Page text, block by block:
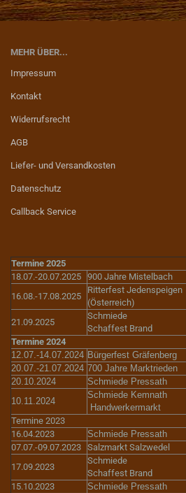
MEHR ÜBER...
Impressum
Kontakt
Widerrufsrecht
AGB
Liefer- und Versandkosten
Datenschutz
Callback Service
Termine 2025
18.07.-20.07.2025 900 Jahre Mistelbach
16.08.-17.08.2025
Ritterfest Jedenspeigen
(Österreich)
21.09.2025
Schmiede
Schaffest Brand
Termine 2024
12.07.-14.07.2024 Bürgerfest Gräfenberg
20.07.-21.07.2024 700 Jahre Marktrieden
20.10.2024
Schmiede Pressath
10.11.2024
Schmiede Kemnath
Handwerkermarkt
Termine 2023
16.04.2023
Schmiede Pressath
07.07.-09.07.2023 Salzmarkt Salzwedel
17.09.2023
Schmiede
Schaffest Brand
15.10.2023
Schmiede Pressath